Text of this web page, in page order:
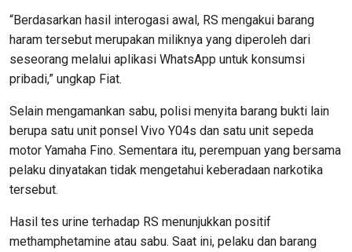
“Berdasarkan hasil interogasi awal, RS mengakui barang
haram tersebut merupakan miliknya yang diperoleh dari
seseorang melalui aplikasi WhatsApp untuk konsumsi
pribadi,” ungkap Fiat.
Selain mengamankan sabu, polisi menyita barang bukti lain
berupa satu unit ponsel Vivo Y04s dan satu unit sepeda
motor Yamaha Fino. Sementara itu, perempuan yang bersama
pelaku dinyatakan tidak mengetahui keberadaan narkotika
tersebut.
Hasil tes urine terhadap RS menunjukkan positif
methamphetamine atau sabu. Saat ini, pelaku dan barang